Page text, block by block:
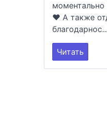
моментально
❤️ А также
благодарнос...
Читать